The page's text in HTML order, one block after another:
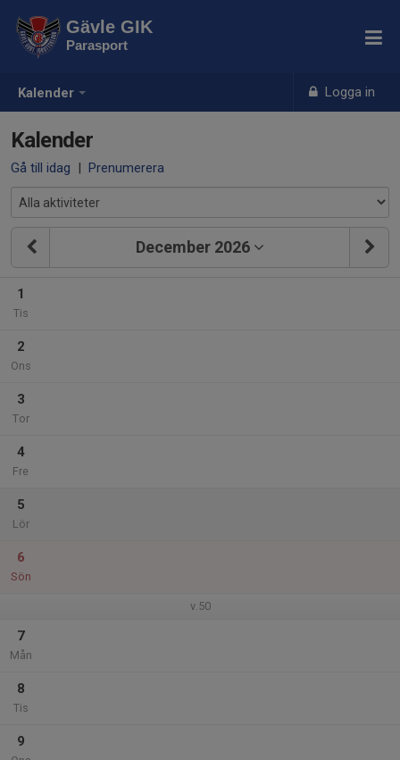
Kalender Logga in
Gävle GIK
Parasport
Kalender
Gå till idag | Prenumerera
December 2026
1
Tis
2
Ons
3
Tor
4
Fre
5
Lör
6
Sön
v.50
7
Mån
8
Tis
9